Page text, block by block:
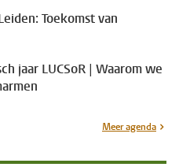
Toekomst van
jaar LUCSoR | Waarom we
Meer agenda